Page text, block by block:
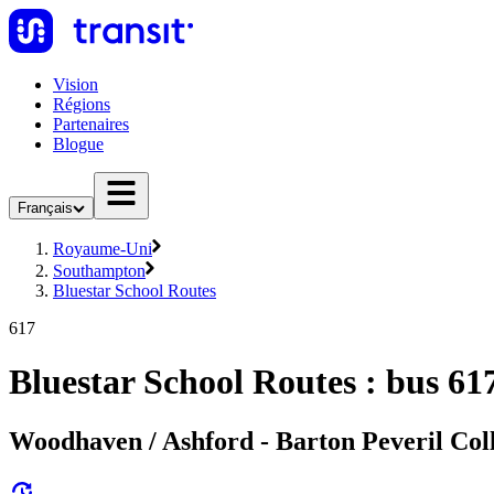
Vision
Régions
Partenaires
Blogue
Français
Royaume-Uni
Southampton
Bluestar School Routes
617
Bluestar School Routes : bus
Woodhaven / Ashford - Barton Peveril